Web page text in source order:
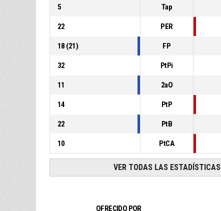
5 Tap
22 PER
18 (21) FP
32 PtPi
11 2aO
14 PtP
22 PtB
10 PtCA
VER TODAS LAS ESTADÍSTICAS
OFRECIDO POR